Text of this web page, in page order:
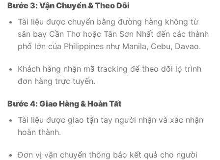
Bước 3: Vận Chuyển & Theo Dõi
Tài liệu được chuyển bằng đường hàng không từ
sân bay Cần Thơ hoặc Tân Sơn Nhất đến các thành
phố lớn của Philippines như Manila, Cebu, Davao.
Khách hàng nhận mã tracking để theo dõi lộ trình
đơn hàng trực tuyến.
Bước 4: Giao Hàng & Hoàn Tất
Tài liệu được giao tận tay người nhận và xác nhận
hoàn thành.
Đơn vị vận chuyển thông báo kết quả cho người